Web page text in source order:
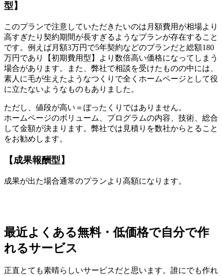
型】
このプランで注意していただきたいのは月額費用が相場より
高すぎたり契約期間が長すぎるようなプランが存在すること
です。例えば月額3万円で5年契約などのプランだと総額180
万円であり【初期費用型】より数倍高い価格になってしまう
場合があります。また、弊社で相談を受けたものの中には、
素人に毛が生えたようなつくりで全くホームページとして役
に立たないようなものもありました。
ただし、値段が高い＝ぼったくりではありません。
ホームページのボリューム、プログラムの内容、技術、総合
して金額が決まります。弊社では見積りを数社からとること
をお勧めします。
【成果報酬型】
成果が出た場合通常のプランより高額になります。
最近よくある無料・低価格で自分で作
れるサービス
正直とても素晴らしいサービスだと思います。誰にでも作れ